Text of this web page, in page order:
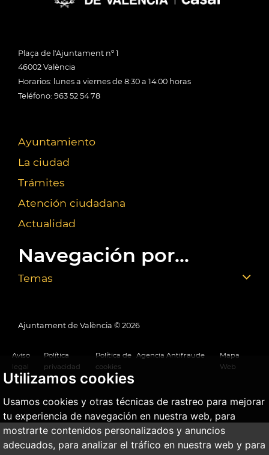
Utilizamos cookies
Usamos cookies y otras técnicas de rastreo para mejorar
tu experiencia de navegación en nuestra web, para
mostrarte contenidos personalizados y anuncios
adecuados, para analizar el tráfico en nuestra web y para
Plaça de l'Ajuntament nº 1
46002 València
Horarios: lunes a viernes de 8:30 a 14:00 horas
Teléfono: 963 52 54 78
Ayuntamiento
La ciudad
Trámites
Atención ciudadana
Actualidad
Navegación por...
Temas
Ajuntament de València © 2026
Aviso
legal
Política
privacidad
Política de
cookies
Agencia Antifraude
Mapa
Web